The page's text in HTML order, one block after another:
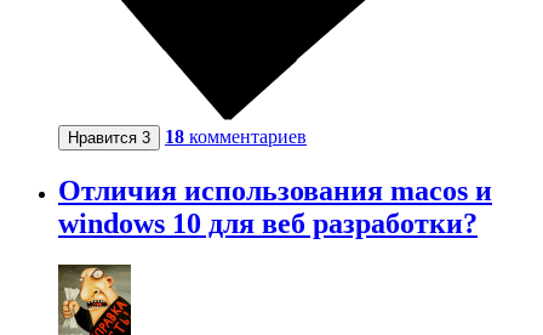
Нравится 3 18 комментариев
Отличия использования macos и
windows 10 для веб разработки?